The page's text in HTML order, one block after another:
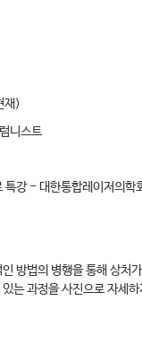
재)
니스트
특강 - 대한통합레이저의
방법의 병행을 통해 상처
는 과정을 사진으로 자세